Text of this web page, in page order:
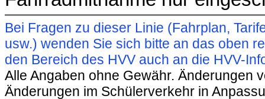
Bei Fragen zu dieser Linie (Fahrplan,
usw.) wenden Sie sich bitte an das oben
den Bereich des HVV auch an die HVV-
Alle Angaben ohne Gewähr. Änderungen
Änderungen im Schülerverkehr in